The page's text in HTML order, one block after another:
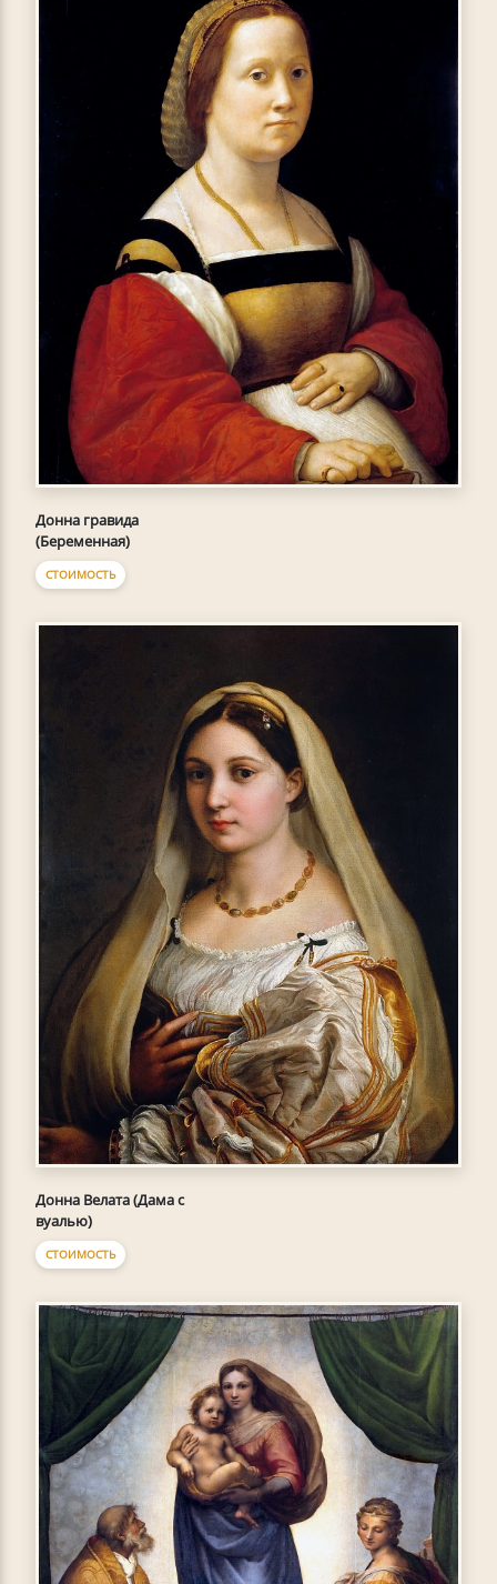
Донна гравида
(Беременная)
СТОИМОСТЬ
Донна Велата (Дама с
вуалью)
СТОИМОСТЬ